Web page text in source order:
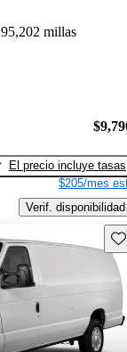
95,202 millas
El precio incluye tasas
$205/mes
Verif. disponibilidad